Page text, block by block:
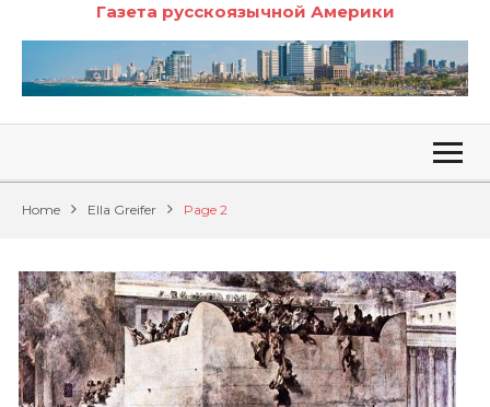
Газета русскоязычной Америки
Home Ella Greifer Page 2